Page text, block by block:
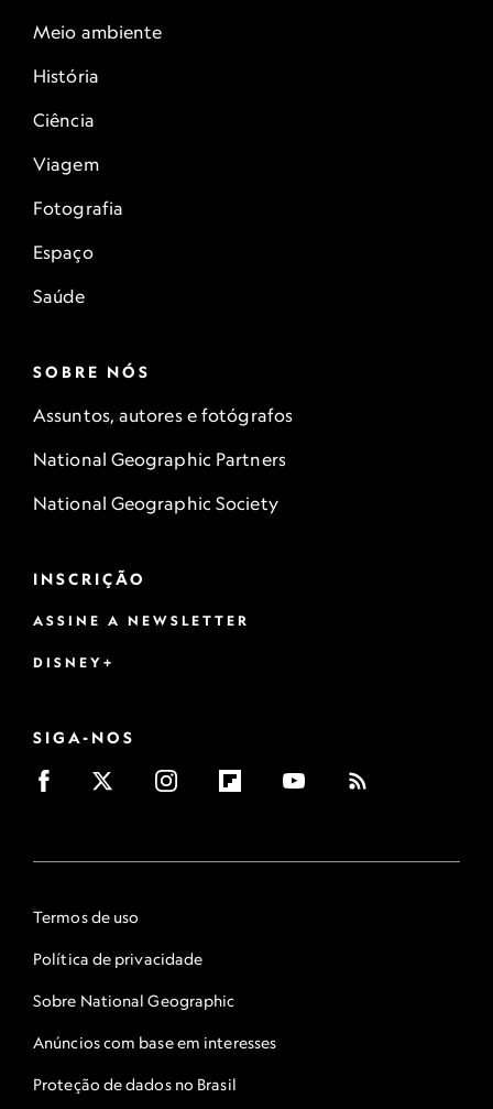
Meio ambiente
História
Ciência
Viagem
Fotografia
Espaço
Saúde
SOBRE NÓS
Assuntos, autores e fotógrafos
National Geographic Partners
National Geographic Society
INSCRIÇÃO
ASSINE A NEWSLETTER
DISNEY+
SIGA-NOS
Termos de uso
Política de privacidade
Sobre National Geographic
Anúncios com base em interesses
Proteção de dados no Brasil